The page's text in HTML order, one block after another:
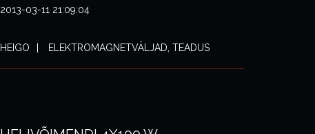
2013-03-11 21:09:04
HEIGO ELEKTROMAGNETVÄLJAD, TEADUS